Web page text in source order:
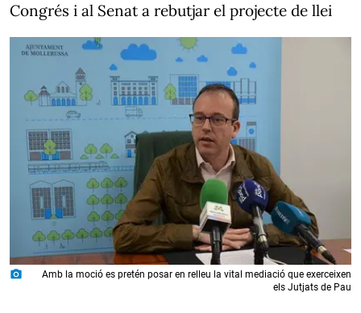
Congrés i al Senat a rebutjar el projecte de llei
photo_camera
Amb la moció es pretén posar en relleu la vital mediació que exerceixen
els Jutjats de Pau